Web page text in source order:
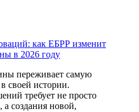
как ЕБРР изменит
в 2026 году
переживает самую
своей истории.
требует не просто
создания новой,